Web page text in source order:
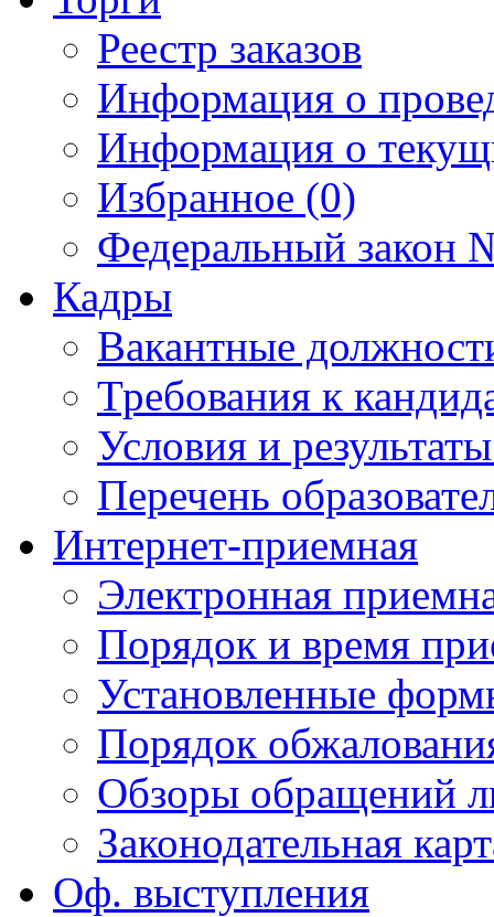
Реестр заказов
Информация о
Информация о
Избранное (0)
Федеральный закон
Кадры
Вакантные
Требования к
Условия и
Перечень
Интернет-приемная
Электронная
Порядок и время
Установленные
Порядок
Обзоры обращений
Законодательная
Оф. выступления